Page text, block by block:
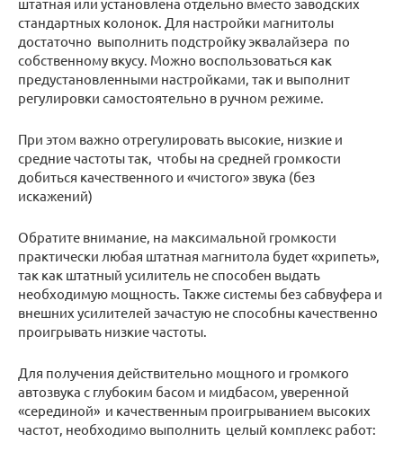
стандартных колонок. Для настройки магнитолы
достаточно выполнить подстройку эквалайзера по
собственному вкусу. Можно воспользоваться как
предустановленными настройками, так и выполнит
регулировки самостоятельно в ручном режиме.
При этом важно отрегулировать высокие, низкие и
средние частоты так, чтобы на средней громкости
добиться качественного и «чистого» звука (без
искажений)
Обратите внимание, на максимальной громкости
практически любая штатная магнитола будет «хрипеть»,
так как штатный усилитель не способен выдать
необходимую мощность. Также системы без сабвуфера и
внешних усилителей зачастую не способны качественно
проигрывать низкие частоты.
Для получения действительно мощного и громкого
автозвука с глубоким басом и мидбасом, уверенной
«серединой» и качественным проигрыванием высоких
частот, необходимо выполнить целый комплекс работ: